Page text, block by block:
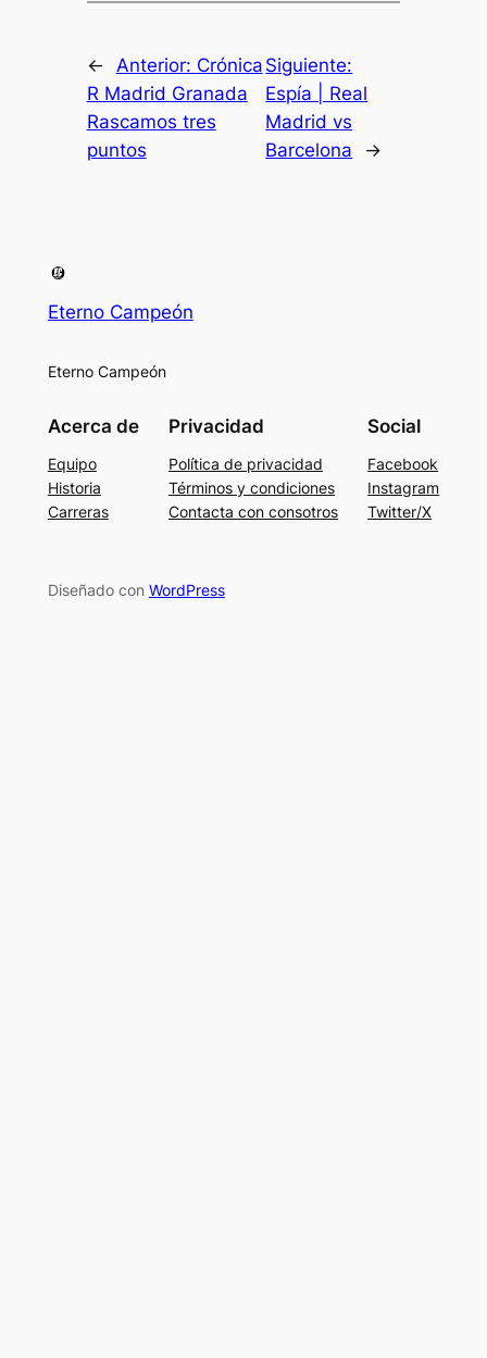
← Anterior: Crónica
R Madrid Granada
Rascamos tres
puntos
Siguiente:
Espía | Real
Madrid vs
Barcelona
→
Eterno Campeón
Eterno Campeón
Acerca de
Equipo
Historia
Carreras
Privacidad
Política de privacidad
Términos y condiciones
Contacta con consotros
Social
Facebook
Instagram
Twitter/X
Diseñado con WordPress